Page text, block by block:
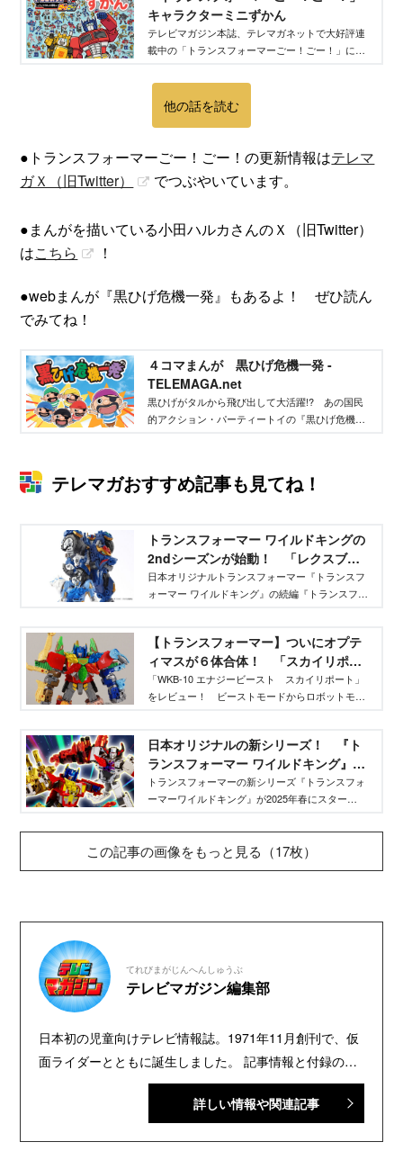
キャラクターミニずかん
テレビマガジン本誌、テレマガネットで大好評連
載中の「トランスフォーマーごー！ごー！」に登
他の話を読む
●トランスフォーマーごー！ごー！の更新情報はテレマ
ガＸ（旧Twitter）
​でつぶやいています。
●まんがを描いている小田ハルカさんのＸ（旧Twitter）
はこちら ！
●webまんが『黒ひげ危機一発』もあるよ！ ぜひ読ん
でみてね！
４コマまんが 黒ひげ危機一発 -
TELEMAGA.net
黒ひげがタルから飛び出して大活躍!? あの国民
的アクション・パーティートイの『黒ひげ危機一
テレマガおすすめ記事も見てね！
トランスフォーマー ワイルドキングの
2ndシーズンが始動！ 「レクスブレ
イド」と「シルヴァーテイル」をレビ
ュー！
日本オリジナルトランスフォーマー『トランスフ
ォーマー ワイルドキング』の続編『トランスフォ
ルヴァーテイル ワイルドッキングセット」をどこ
よりも早く紹介！ 変形、合体ギミックを解説し
ます。
【トランスフォーマー】ついにオプテ
ィマスが６体合体！ 「スカイリポー
ト」をレビュー
「WKB-10 エナジービースト スカイリポート」
をレビュー！ ビーストモードからロボットモー
キングして、ついにオプティマスがワイルドキン
グに！
日本オリジナルの新シリーズ！ 『ト
ランスフォーマー ワイルドキング』が
スタート！
トランスフォーマーの新シリーズ『トランスフォ
ーマーワイルドキング』が2025年春にスター
トランスフォーマーが登場！
この記事の画像をもっと見る（17枚）
てれびまがじんへんしゅうぶ
テレビマガジン編集部
日本初の児童向けテレビ情報誌。1971年11月創刊で、仮
面ライダーとともに誕生しました。 記事情報と付録の詳
細は、YouTubeの『テレビマガジン 公式動画チャンネ
ル』で配信中。講談社発行の幼年・児童・少年・少女向
詳しい情報や関連記事